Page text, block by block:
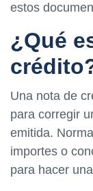
estos
¿Qué
Una nota de
para corregir
emitida.
importes o
para hacer